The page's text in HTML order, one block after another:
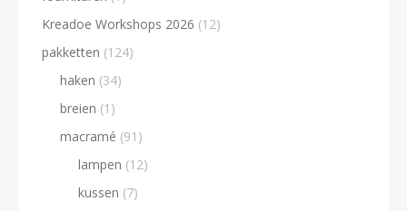
Kreadoe Workshops 2026 (12)
pakketten (124)
haken (34)
breien (1)
macramé (91)
lampen (12)
kussen (7)